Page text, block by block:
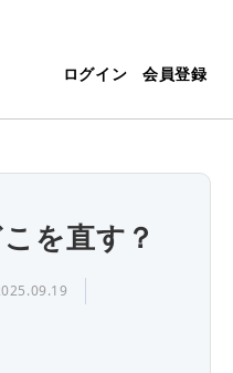
ログイン 会員登録
を直す？